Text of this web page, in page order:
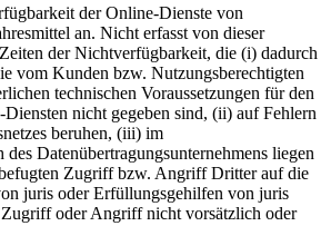
der Online-Dienste von
an. Nicht erfasst von dieser
der Nichtverfügbarkeit, die (i) dadurch
vom Kunden bzw. Nutzungsberechtigten
technischen Voraussetzungen für den
nicht gegeben sind, (ii) auf Fehlern
beruhen, (iii) im
Datenübertragungsunternehmens liegen
Zugriff bzw. Angriff Dritter auf die
juris oder Erfüllungsgehilfen von juris
Zugriff oder Angriff nicht vorsätzlich oder